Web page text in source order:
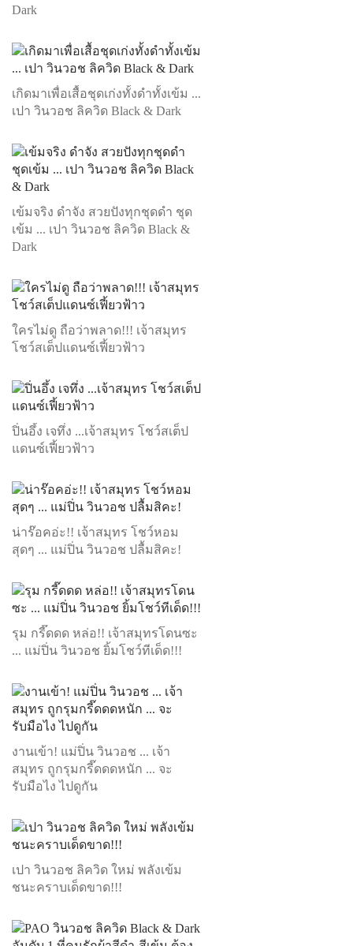
Dark
เกิดมาเพื่อเสื้อชุดเก่งทั้งดำทั้งเข้ม ...
เปา วินวอช ลิควิด Black & Dark
เข้มจริง ดำจัง สวยปังทุกชุดดำ ชุด
เข้ม ... เปา วินวอช ลิควิด Black &
Dark
ใครไม่ดู ถือว่าพลาด!!! เจ้าสมุทร
โชว์สเต็ปแดนซ์เฟี้ยวฟ้าว
ปิ่นอึ้ง เจทึ่ง ...เจ้าสมุทร โชว์สเต็ป
แดนซ์เฟี้ยวฟ้าว
น่าร๊อคอ่ะ!! เจ้าสมุทร โชว์หอม
สุดๆ ... แม่ปิ่น วินวอช ปลื้มสิคะ!
รุม กรี๊ดดด หล่อ!! เจ้าสมุทรโดนซะ
... แม่ปิ่น วินวอช ยิ้มโชว์ทีเด็ด!!!
งานเข้า! แม่ปิ่น วินวอช ... เจ้า
สมุทร ถูกรุมกรี๊ดดดหนัก ... จะ
รับมือไง ไปดูกัน
เปา วินวอช ลิควิด ใหม่ พลังเข้ม
ชนะคราบเด็ดขาด!!!